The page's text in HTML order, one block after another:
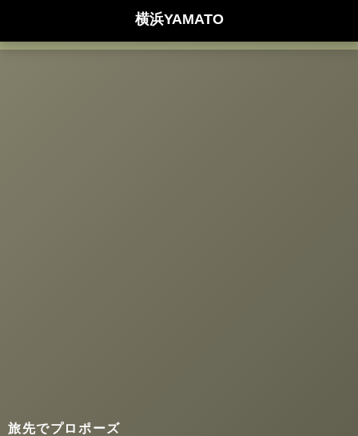
横浜YAMATO
旅先でプロポーズ